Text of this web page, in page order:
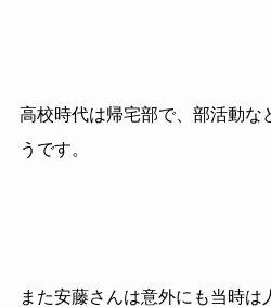
高校時代は帰宅部で、部活動な
うです。
また安藤さんは意外にも当時は